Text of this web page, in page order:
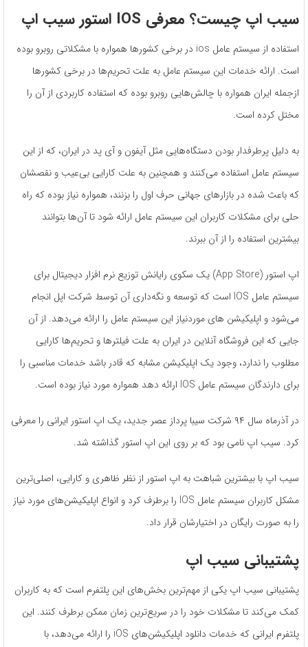
سیب اپ چیست؟ معرفی IOS استور سیب اپ
استفاده از سیستم ‌عامل ios در برخی کشورها همواره با مشکلاتی روبرو بوده
است. ارائه خدمات این سیستم‌ عامل به علت تحریم‌ها در برخی کشورها
ازجمله ایران‌ همواره با چالش‌هایی روبرو بوده که استفاده کاربردی از آن را
مختل کرده است.
به دلیل پرطرفدار بودن دستگاه‌هایی مثل آیفون و آی پد در ایران، که از این
سیستم‌ عامل استفاده می‌کنند و همچنین به علت کارایی بی‌عیب و نقصشان
که باعث شده در بازارهای جهانی حرف اول را بزنند، همواره نیاز بوده که راه
‌حلی برای مشکلات کاربران این سیستم ‌عامل ارائه شود تا آن‌ها بتوانند
بیشترین استفاده را از آن ببرند.
اپ استور (App Store) یک سکوی رایانش توزیع نرم‌ افزار دیجیتال برای
سیستم عامل IOS است که توسعه و نگه‌داری آن توسط شرکت اپل انجام
می‌شود و اپلیکیشن های موردنیاز این سیستم ‌عامل را ارائه می‌دهد. از آن
جایی‌ که این فروشگاه آنلاین در ایران به علت فیلترها و تحریم‌ها کارایی
مطلوب را ندارد، وجود یک اپلیکیشن مشابه که قادر باشد خدمات مناسبی را
برای دارندگان سیستم‌ عامل IOS ارائه دهد همواره مورد نیاز بوده است.
در آذرماه سال ۹۴ شرکت سیبا پرداز عصر جدید، یک اپ استور ایرانی را معرفی
کرد. سیب اپ نامی بود که بر روی این اپ استور گذاشته شد.
سیب اپ با بیشترین شباهت به اپ استور از نظر ظاهری و کارایی، اصلی‌ترین
مشکل کاربران سیستم‌ عامل IOS را برطرف کرد و انواع اپلیکیشن‌های مورد نیاز
را به ‌صورت رایگان در اختیارشان قرار داد.
پشتیبانی سیب اپ
پشتیبانی سیب اپ یکی از مهم‌ترین بخش‌های این پلتفرم است که به کاربران
کمک می‌کند تا مشکلات خود را در سریع‌ترین زمان ممکن برطرف کنند. این
پلتفرم ایرانی که خدمات دانلود اپلیکیشن‌های iOS را ارائه می‌دهد، با